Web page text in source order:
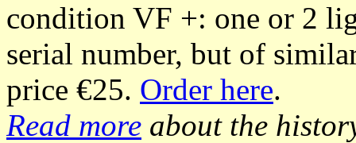
condition VF +: one or 2
serial number, but of
price €25. Order here.
Read more about the